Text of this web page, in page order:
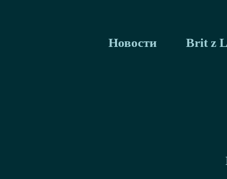
Новости Brit z